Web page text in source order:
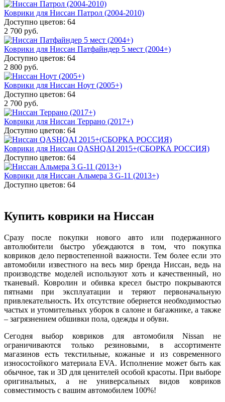
Коврики для Ниссан Патрол (2004-2010)
Доступно цветов: 64
2 700 руб.
Коврики для Ниссан Патфайндер 5 мест (2004+)
Доступно цветов: 64
2 800 руб.
Коврики для Ниссан Ноут (2005+)
Доступно цветов: 64
2 700 руб.
Коврики для Ниссан Террано (2017+)
Доступно цветов: 64
Коврики для Ниссан QASHQAI 2015+(СБОРКА РОССИЯ)
Доступно цветов: 64
Коврики для Ниссан Альмера 3 G-11 (2013+)
Доступно цветов: 64
Купить коврики на Ниссан
Сразу после покупки нового авто или подержанного
автолюбители быстро убеждаются в том, что покупка
ковриков дело первостепенной важности. Тем более если это
автомобили известного на весь мир бренда Ниссан, ведь на
производстве моделей используют хоть и качественный, но
тканевый. Ковролин и обивка кресел быстро покрываются
пятнами при эксплуатации и теряют первоначальную
привлекательность. Их отсутствие обернется необходимостью
частых и утомительных уборок в салоне и багажнике, а также
– загрязнением обшивки пола, одежды и обуви.
Сегодня выбор ковриков для автомобиля Nissan не
ограничиваются только резиновыми, в ассортименте
магазинов есть текстильные, кожаные и из современного
износостойкого материала EVA. Исполнение может быть как
обычное, так и 3D для ценителей особой красоты. При выборе
оригинальных, а не универсальных видов ковриков
совместимость с вашим автомобилем 100%!